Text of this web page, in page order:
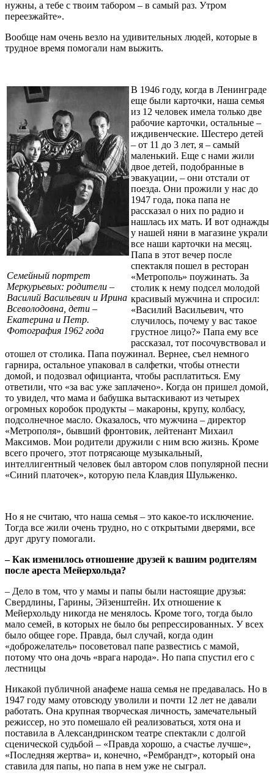
нужны, а тебе с твоим табором – в самый раз. Утром
переезжайте».
Вообще нам очень везло на удивительных людей, которые в
трудное время помогали нам выжить.
Семейный портрет
Меркурьевых: родители –
Василий Васильевич и Ирина
Всеволодовна, дети –
Екатерина и Петр.
Фотография 1962 года
В 1946 году, когда в Ленинграде
еще были карточки, наша семья
из 12 человек имела только две
рабочие карточки, остальные –
иждивенческие. Шестеро детей
– от 11 до 3 лет, я – самый
маленький. Еще с нами жили
двое детей, подобранные в
эвакуации, – они отстали от
поезда. Они прожили у нас до
1947 года, пока папа не
рассказал о них по радио и
нашлась их мать. И вот однажды
у нашей няни в магазине украли
все наши карточки на месяц.
Папа в этот вечер после
спектакля пошел в ресторан
«Метрополь» поужинать. За
столик к нему подсел молодой
красивый мужчина и спросил:
«Василий Васильевич, что
случилось, почему у вас такое
грустное лицо?» Папа ему все
рассказал, тот посочувствовал и
отошел от столика. Папа поужинал. Вернее, съел немного
гарнира, остальное упаковал в салфетки, чтобы отнести
домой, и подозвал официанта, чтобы расплатиться. Ему
ответили, что «за вас уже заплачено». Когда он пришел домой,
то увидел, что мама и бабушка вытаскивают из четырех
огромных коробок продукты – макароны, крупу, колбасу,
подсолнечное масло. Оказалось, что мужчина – директор
«Метрополя», бывший фронтовик, лейтенант Михаил
Максимов. Мои родители дружили с ним всю жизнь. Кроме
всего прочего, этот потрясающе музыкальный,
интеллигентный человек был автором слов популярной песни
«Синий платочек», которую пела Клавдия Шульженко.
Но я не считаю, что наша семья – это какое-то исключение.
Тогда все жили очень трудно, но с открытыми дверями, все
друг другу помогали.
– Как изменилось отношение друзей к вашим родителям
после ареста Мейерхольда?
– Дело в том, что у мамы и папы были настоящие друзья:
Свердлины, Гарины, Эйзенштейн. Их отношение к
Мейерхольду никогда не менялось. Кроме того, тогда было
мало семей, в которых не было бы репрессированных. У всех
было общее горе. Правда, был случай, когда один
«доброжелатель» посоветовал папе развестись с мамой,
потому что она дочь «врага народа». Но папа спустил его с
лестницы
Никакой публичной анафеме наша семья не предавалась. Но в
1947 году маму отовсюду уволили и почти 12 лет не давали
работать. Она крупная творческая личность, замечательный
режиссер, но это помешало ей реализоваться, хотя она и
поставила в Александринском театре спектакли с долгой
сценической судьбой – «Правда хорошо, а счастье лучше»,
«Последняя жертва» и, конечно, «Рембрандт», который она
ставила для папы, но папа в нем уже не сыграл.